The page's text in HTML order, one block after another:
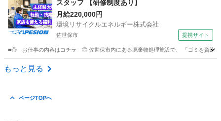
スタッフ 【研修制度あり】
月給220,000円
環境リサイクルエネルギー株式会社
佐世保市 提携サイト
■◎ お仕事の内容はコチラ ◎ 佐世保市内にある廃棄物処理施設で、 「ゴミを資源
長崎 佐世保市
もっと見る
ページTOPへ